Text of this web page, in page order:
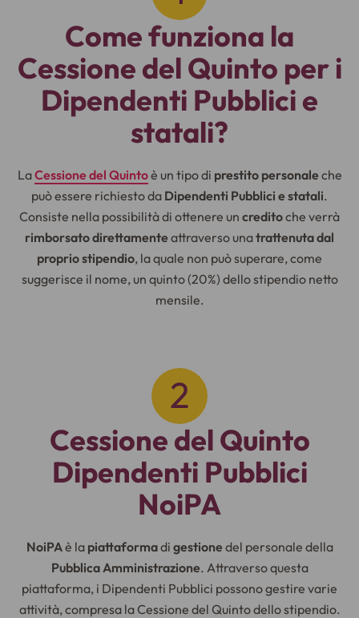
Come funziona la
Cessione del Quinto per i
Dipendenti Pubblici e
statali?
LaCessione del Quintoè un tipo di prestito personaleche
può essere richiesto da Dipendenti Pubblici e statali.
Consiste nella possibilità di ottenere un creditoche verrà
rimborsato direttamenteattraverso unatrattenuta dal
proprio stipendio, la quale non può superare, come
suggerisce il nome, un quinto (20%) dello stipendio netto
mensile.
Cessione del Quinto
Dipendenti Pubblici
NoiPA
NoiPAè la piattaformadi gestionedel personale della
Pubblica Amministrazione. Attraverso questa
piattaforma, i Dipendenti Pubblici possono gestire varie
attività, compresa la Cessione del Quinto dello stipendio.